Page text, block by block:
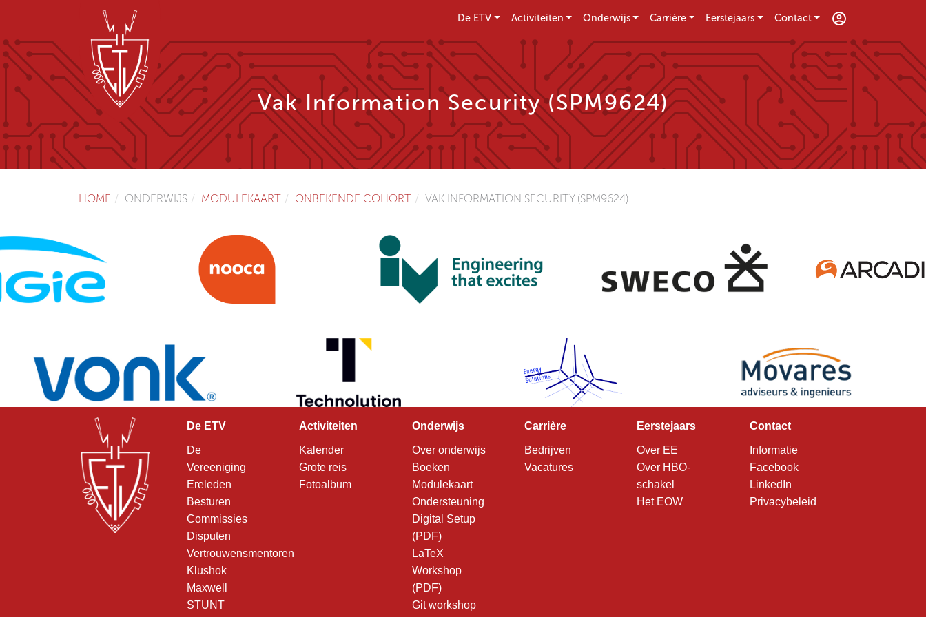
De ETV Activiteiten Onderwijs Carrière Eerstejaars Contact
Vak Information Security (SPM9624)
HOME ONDERWIJS MODULEKAART ONBEKENDE COHORT VAK INFORMATION SECURITY (SPM9624)
De ETV
De
Vereeniging
Ereleden
Besturen
Commissies
Disputen
Vertrouwensmentoren
Klushok
Maxwell
STUNT
Activiteiten
Kalender
Grote reis
Fotoalbum
Onderwijs
Over onderwijs
Boeken
Modulekaart
Ondersteuning
Digital Setup
(PDF)
LaTeX
Workshop
(PDF)
Git workshop
Carrière
Bedrijven
Vacatures
Eerstejaars
Over EE
Over HBO-
schakel
Het EOW
Contact
Informatie
Facebook
LinkedIn
Privacybeleid